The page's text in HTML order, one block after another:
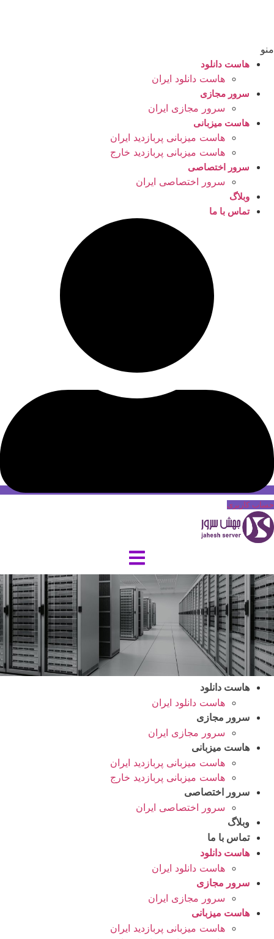
منو
هاست دانلود
هاست دانلود ایران
سرور مجازی
سرور مجازی ایران
هاست میزبانی
هاست میزبانی پربازدید ایران
هاست میزبانی پربازدید خارج
سرور اختصاصی
سرور اختصاصی ایران
وبلاگ
تماس با ما
حساب کاربری
هاست دانلود
هاست دانلود ایران
سرور مجازی
سرور مجازی ایران
هاست میزبانی
هاست میزبانی پربازدید ایران
هاست میزبانی پربازدید خارج
سرور اختصاصی
سرور اختصاصی ایران
وبلاگ
تماس با ما
هاست دانلود
هاست دانلود ایران
سرور مجازی
سرور مجازی ایران
هاست میزبانی
هاست میزبانی پربازدید ایران